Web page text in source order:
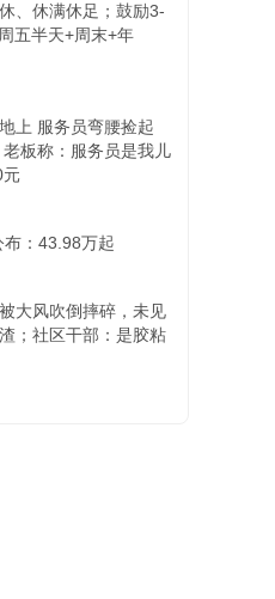
、休满休足；鼓励3-
五半天+周末+年
上 服务员弯腰捡起
板称：服务员是我儿
元
：43.98万起
大风吹倒摔碎，未见
；社区干部：是胶粘